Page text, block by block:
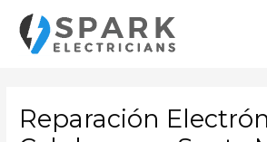
contenido
Reparación